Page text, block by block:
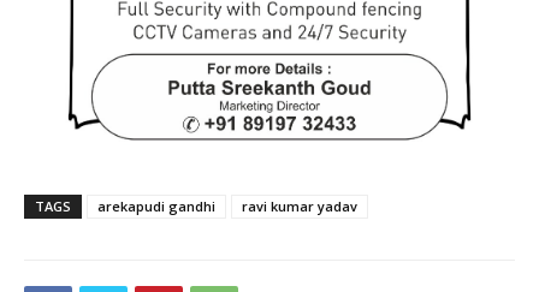
TAGS arekapudi gandhi ravi kumar yadav